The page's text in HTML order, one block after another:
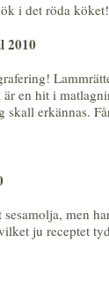
i det röda
2010
en hit i
skall erkännas.
men
ju receptet